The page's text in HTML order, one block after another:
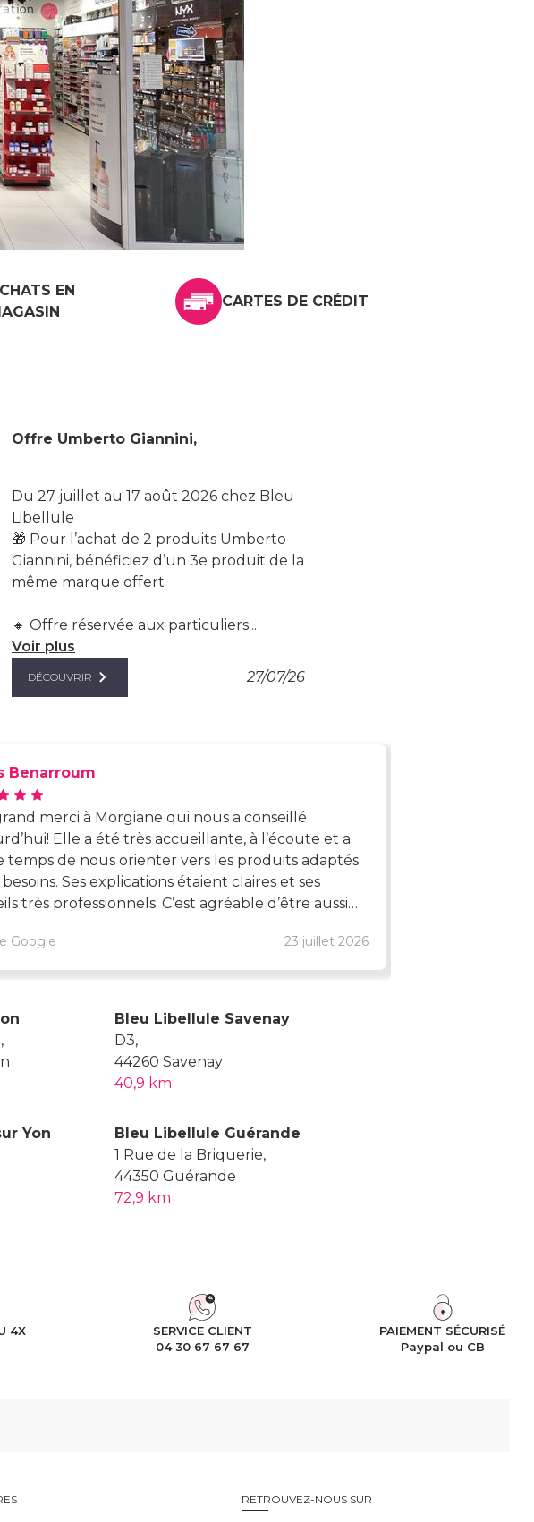
EN
CARTES DE CRÉDIT
Offre Umberto Giannini,
Du 27 juillet au 17 août 2026 chez Bleu
Libellule
🎁 Pour l’achat de 2 produits Umberto
Giannini, bénéficiez d’un 3e produit de la
même marque offert
🔸 Offre réservée aux particuliers...
Voir plus
DÉCOUVRIR 27/07/26
Benarroum
Google 23 juillet 2026
merci à Morgiane qui nous a conseillé
Elle a été très accueillante, à l’écoute et a
temps de nous orienter vers les produits adaptés
besoins. Ses explications étaient claires et ses
très professionnels. C’est agréable d’être aussi
vivement!
Bleu Libellule Savenay
D3,
44260 Savenay
40,9 km
Yon
Bleu Libellule Guérande
1 Rue de la Briquerie,
44350 Guérande
72,9 km
4X
SERVICE CLIENT
04 30 67 67 67
PAIEMENT SÉCURISÉ
Paypal ou CB
RETROUVEZ-NOUS SUR